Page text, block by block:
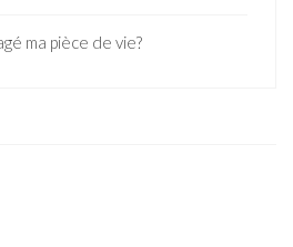
ma pièce de vie?